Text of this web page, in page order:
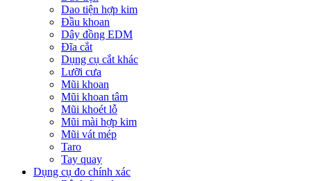
Dao tiện hợp kim
Đầu khoan
Dây đồng EDM
Đĩa cắt
Dụng cụ cắt khác
Lưỡi cưa
Mũi khoan
Mũi khoan tâm
Mũi khoét lỗ
Mũi mài hợp kim
Mũi vát mép
Taro
Tay quay
Dụng cụ đo chính xác